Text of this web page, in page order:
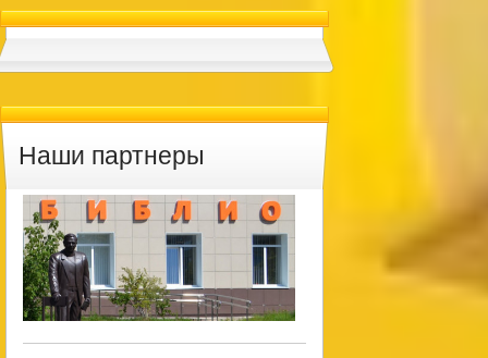
Наши партнеры